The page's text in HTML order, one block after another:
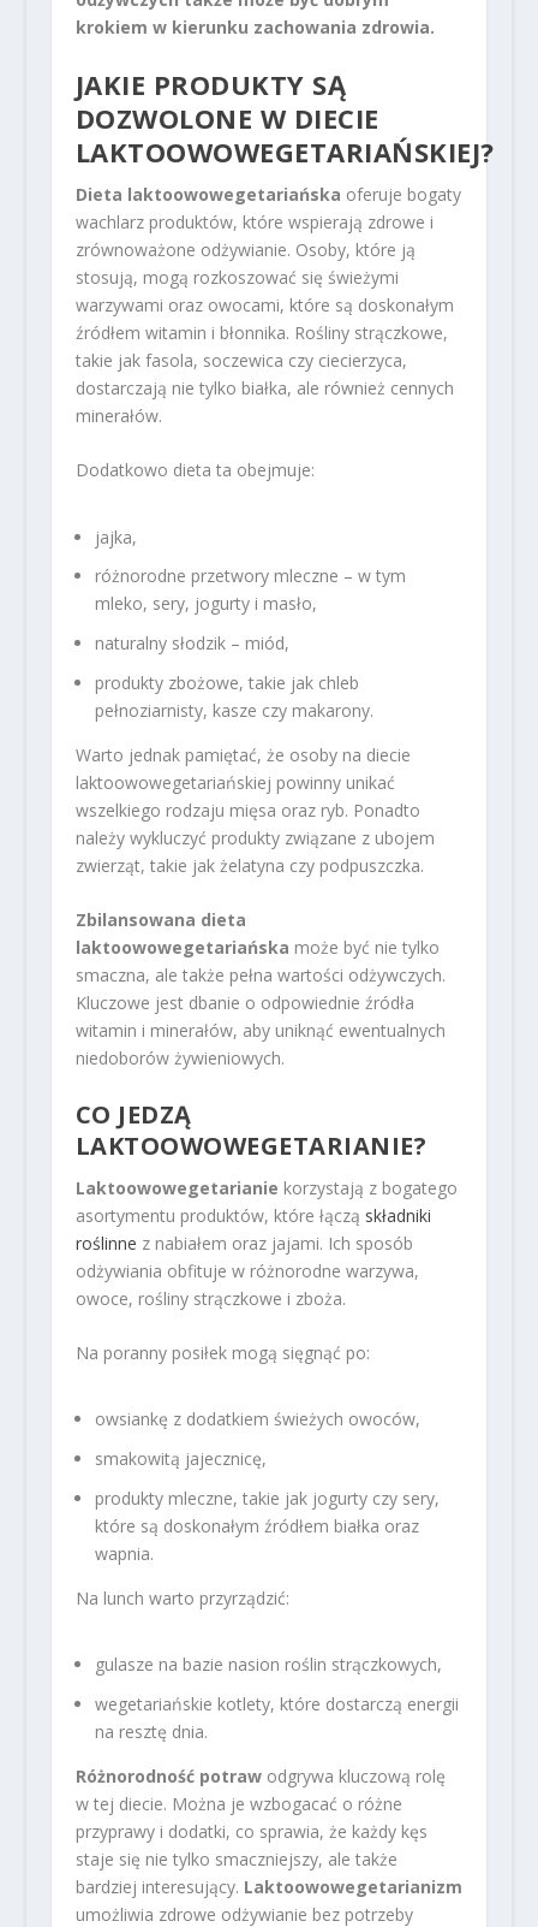
krokiem w kierunku zachowania zdrowia.
JAKIE PRODUKTY SĄ
DOZWOLONE W DIECIE
LAKTOOWOWEGETARIAŃSKIEJ?
Dieta laktoowowegetariańska oferuje bogaty
wachlarz produktów, które wspierają zdrowe i
zrównoważone odżywianie. Osoby, które ją
stosują, mogą rozkoszować się świeżymi
warzywami oraz owocami, które są doskonałym
źródłem witamin i błonnika. Rośliny strączkowe,
takie jak fasola, soczewica czy ciecierzyca,
dostarczają nie tylko białka, ale również cennych
minerałów.
Dodatkowo dieta ta obejmuje:
jajka,
różnorodne przetwory mleczne – w tym
mleko, sery, jogurty i masło,
naturalny słodzik – miód,
produkty zbożowe, takie jak chleb
pełnoziarnisty, kasze czy makarony.
Warto jednak pamiętać, że osoby na diecie
laktoowowegetariańskiej powinny unikać
wszelkiego rodzaju mięsa oraz ryb. Ponadto
należy wykluczyć produkty związane z ubojem
zwierząt, takie jak żelatyna czy podpuszczka.
Zbilansowana dieta
laktoowowegetariańska może być nie tylko
smaczna, ale także pełna wartości odżywczych.
Kluczowe jest dbanie o odpowiednie źródła
witamin i minerałów, aby uniknąć ewentualnych
niedoborów żywieniowych.
CO JEDZĄ
LAKTOOWOWEGETARIANIE?
Laktoowowegetarianie korzystają z bogatego
asortymentu produktów, które łączą składniki
roślinne z nabiałem oraz jajami. Ich sposób
odżywiania obfituje w różnorodne warzywa,
owoce, rośliny strączkowe i zboża.
Na poranny posiłek mogą sięgnąć po:
owsiankę z dodatkiem świeżych owoców,
smakowitą jajecznicę,
produkty mleczne, takie jak jogurty czy sery,
które są doskonałym źródłem białka oraz
wapnia.
Na lunch warto przyrządzić:
gulasze na bazie nasion roślin strączkowych,
wegetariańskie kotlety, które dostarczą energii
na resztę dnia.
Różnorodność potrawodgrywa kluczową rolę
w tej diecie. Można je wzbogacać o różne
przyprawy i dodatki, co sprawia, że każdy kęs
staje się nie tylko smaczniejszy, ale także
bardziej interesujący. Laktoowowegetarianizm
umożliwia zdrowe odżywianie bez potrzeby